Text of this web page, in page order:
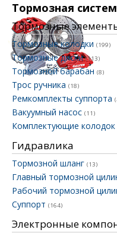
Тормозная
Тормозные
Тормозные колодки (199)
Тормозные диски(113)
Тормозной барабан (8)
Трос ручника (18)
Ремкомплекты суппорта
Вакуумный насос (11)
Комплектующие колодок
Гидравлика
Тормозной шланг (13)
Главный тормозной
Рабочий тормозной
Суппорт (164)
Электронные